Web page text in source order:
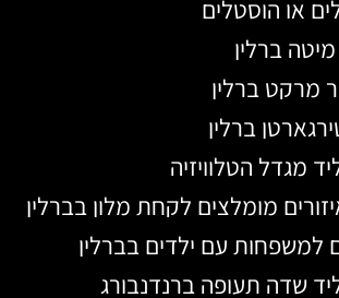
או הוסטלים
ברלין
מרקט ברלין
ברלין
מגדל הטלוויזיה
מומלצים לקחת מלון בברלין
למשפחות עם ילדים בברלין
שדה תעופה ברנדנבורג